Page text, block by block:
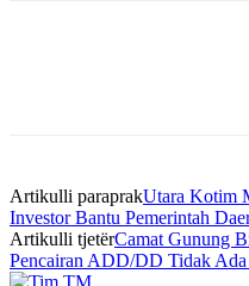
Artikulli paraprakUtara Kotim
Investor Bantu Pemerintah
Artikulli tjetërCamat Gunung
Pencairan ADD/DD Tidak